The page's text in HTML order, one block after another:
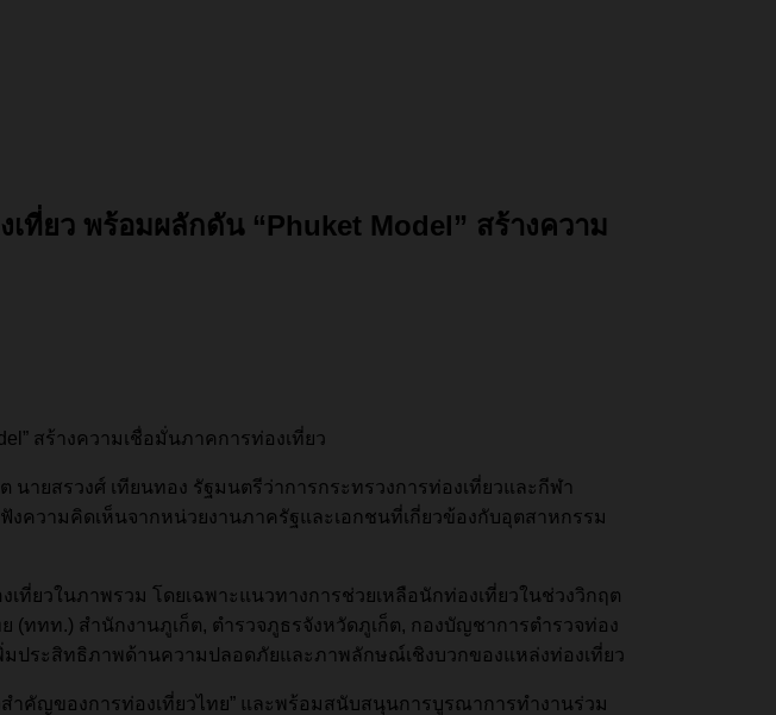
ที่ยว พร้อมผลักดัน “Phuket Model” สร้างความ
สร้างความเชื่อมั่นภาคการท่องเที่ยว
ายสรวงศ์ เทียนทอง รัฐมนตรีว่าการกระทรวงการท่องเที่ยวและกีฬา
ความคิดเห็นจากหน่วยงานภาครัฐและเอกชนที่เกี่ยวข้องกับอุตสาหกรรม
ยวในภาพรวม โดยเฉพาะแนวทางการช่วยเหลือนักท่องเที่ยวในช่วงวิกฤต
(ททท.) สำนักงานภูเก็ต, ตำรวจภูธรจังหวัดภูเก็ต, กองบัญชาการตำรวจท่อง
พิ่มประสิทธิภาพด้านความปลอดภัยและภาพลักษณ์เชิงบวกของแหล่งท่องเที่ยว
ำคัญของการท่องเที่ยวไทย” และพร้อมสนับสนุนการบูรณาการทำงานร่วม